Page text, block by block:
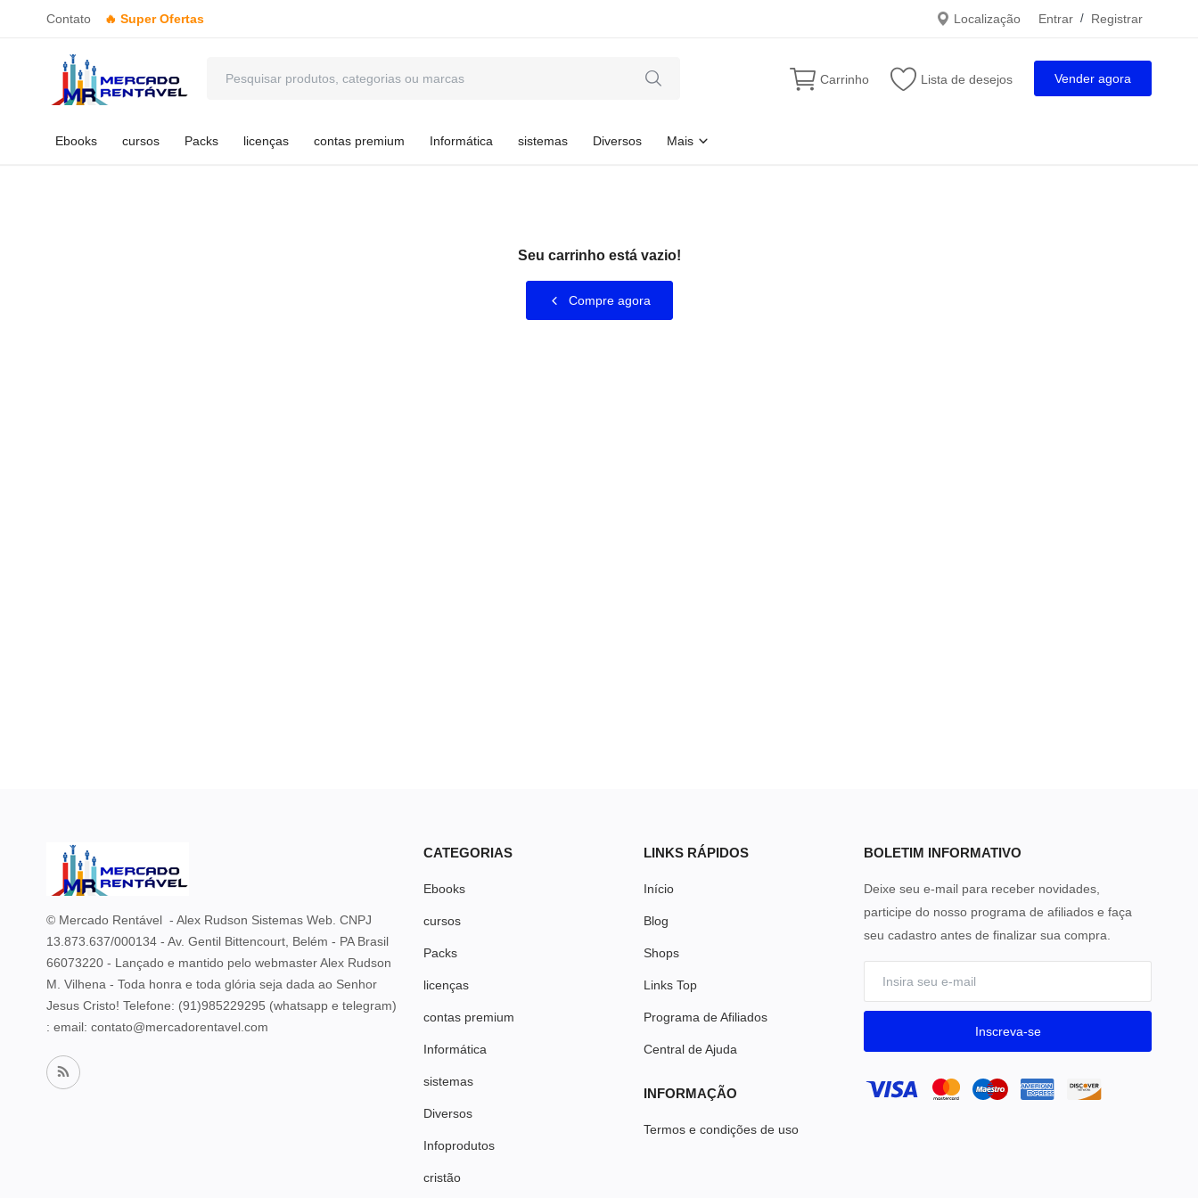
Contato 🔥 Super Ofertas Localização Entrar / Registrar
Carrinho Lista de desejos Vender agora
Ebooks cursos Packs licenças contas premium Informática sistemas Diversos Mais
Seu carrinho está vazio!
Compre agora
© Mercado Rentável - Alex Rudson Sistemas Web. CNPJ
13.873.637/000134 - Av. Gentil Bittencourt, Belém - PA Brasil
66073220 - Lançado e mantido pelo webmaster Alex Rudson
M. Vilhena - Toda honra e toda glória seja dada ao Senhor
Jesus Cristo! Telefone: (91)985229295 (whatsapp e telegram)
: email: contato@mercadorentavel.com
CATEGORIAS
Ebooks
cursos
Packs
licenças
contas premium
Informática
sistemas
Diversos
Infoprodutos
cristão
LINKS RÁPIDOS
Início
Blog
Shops
Links Top
Programa de Afiliados
Central de Ajuda
INFORMAÇÃO
Termos e condições de uso
BOLETIM INFORMATIVO
Deixe seu e-mail para receber novidades,
participe do nosso programa de afiliados e faça
seu cadastro antes de finalizar sua compra.
Inscreva-se